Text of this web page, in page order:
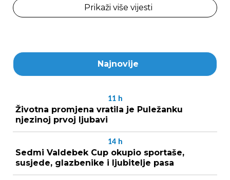
Prikaži više vijesti
Najnovije
11 h
Životna promjena vratila je Puležanku
njezinoj prvoj ljubavi
14 h
Sedmi Valdebek Cup okupio sportaše,
susjede, glazbenike i ljubitelje pasa